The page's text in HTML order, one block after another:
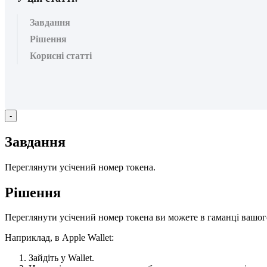
Завдання
Рішення
Корисні статті
-
Завдання
Переглянути усічений номер токена.
Рішення
Переглянути усічений номер токена ви можете в гаманці вашог
Наприклад, в Apple Wallet:
Зайдіть у Wallet.